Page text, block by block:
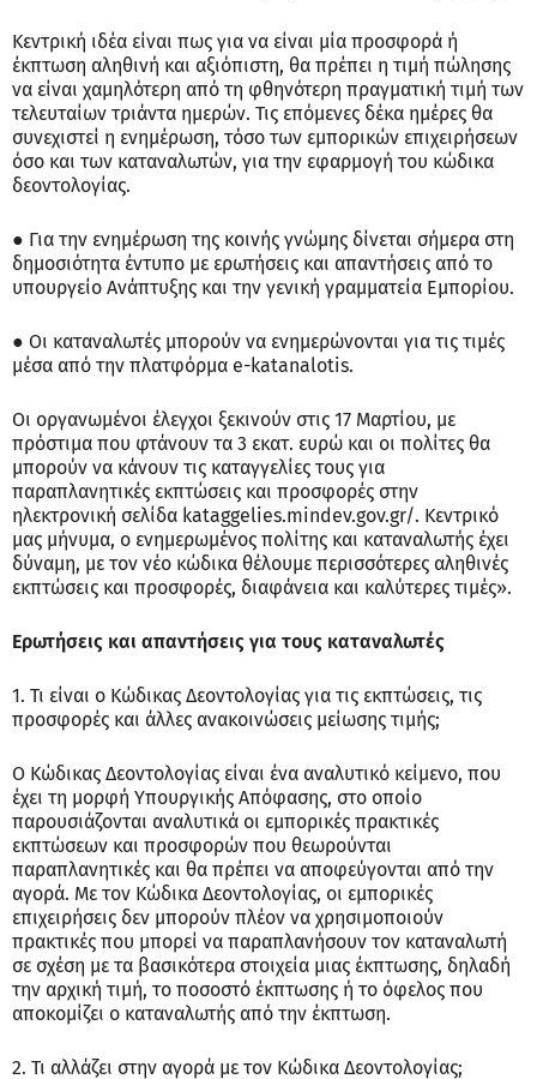
Κεντρική ιδέα είναι πως για να είναι μία προσφορά ή
έκπτωση αληθινή και αξιόπιστη, θα πρέπει η τιμή πώλησης
να είναι χαμηλότερη από τη φθηνότερη πραγματική τιμή των
τελευταίων τριάντα ημερών. Τις επόμενες δέκα ημέρες θα
συνεχιστεί η ενημέρωση, τόσο των εμπορικών επιχειρήσεων
όσο και των καταναλωτών, για την εφαρμογή του κώδικα
δεοντολογίας.
● Για την ενημέρωση της κοινής γνώμης δίνεται σήμερα στη
δημοσιότητα έντυπο με ερωτήσεις και απαντήσεις από το
υπουργείο Ανάπτυξης και την γενική γραμματεία Εμπορίου.
● Οι καταναλωτές μπορούν να ενημερώνονται για τις τιμές
μέσα από την πλατφόρμα e-katanalotis.
Οι οργανωμένοι έλεγχοι ξεκινούν στις 17 Μαρτίου, με
πρόστιμα που φτάνουν τα 3 εκατ. ευρώ και οι πολίτες θα
μπορούν να κάνουν τις καταγγελίες τους για
παραπλανητικές εκπτώσεις και προσφορές στην
ηλεκτρονική σελίδα kataggelies.mindev.gov.gr/. Κεντρικό
μας μήνυμα, ο ενημερωμένος πολίτης και καταναλωτής έχει
δύναμη, με τον νέο κώδικα θέλουμε περισσότερες αληθινές
εκπτώσεις και προσφορές, διαφάνεια και καλύτερες τιμές».
Ερωτήσεις και απαντήσεις για τους καταναλωτές
1. Τι είναι ο Κώδικας Δεοντολογίας για τις εκπτώσεις, τις
προσφορές και άλλες ανακοινώσεις μείωσης τιμής;
Ο Κώδικας Δεοντολογίας είναι ένα αναλυτικό κείμενο, που
έχει τη μορφή Υπουργικής Απόφασης, στο οποίο
παρουσιάζονται αναλυτικά οι εμπορικές πρακτικές
εκπτώσεων και προσφορών που θεωρούνται
παραπλανητικές και θα πρέπει να αποφεύγονται από την
αγορά. Με τον Κώδικα Δεοντολογίας, οι εμπορικές
επιχειρήσεις δεν μπορούν πλέον να χρησιμοποιούν
πρακτικές που μπορεί να παραπλανήσουν τον καταναλωτή
σε σχέση με τα βασικότερα στοιχεία μιας έκπτωσης, δηλαδή
την αρχική τιμή, το ποσοστό έκπτωσης ή το όφελος που
αποκομίζει ο καταναλωτής από την έκπτωση.
2. Τι αλλάζει στην αγορά με τον Κώδικα Δεοντολογίας;